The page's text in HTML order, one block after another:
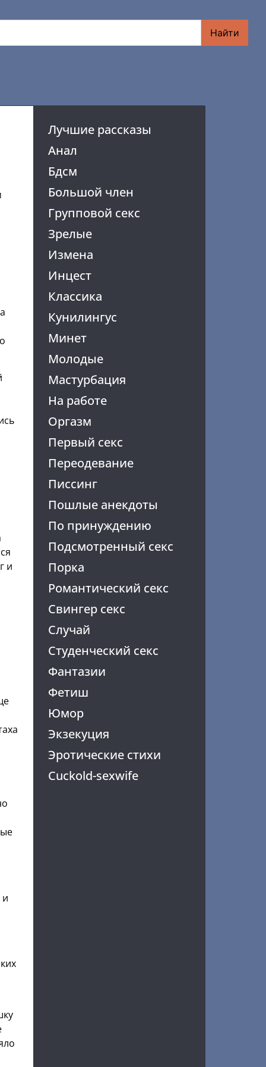
Найти
Лучшие рассказы
Анал
Бдсм
Большой член
Групповой секс
Зрелые
Измена
Инцест
Классика
Кунилингус
Минет
Молодые
Мастурбация
На работе
Оргазм
Первый секс
Переодевание
Писсинг
Пошлые анекдоты
По принуждению
Подсмотренный секс
Порка
Романтический секс
Свингер секс
Случай
Студенческий секс
Фантазии
Фетиш
Юмор
Экзекуция
Эротические стихи
Cuckold-sexwife
и
и